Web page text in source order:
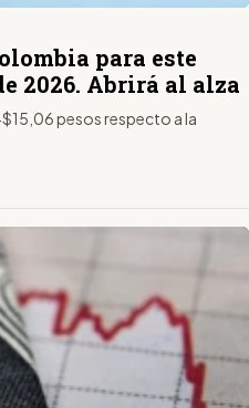
para este
2026. Abrirá al alza
pesos respecto a la